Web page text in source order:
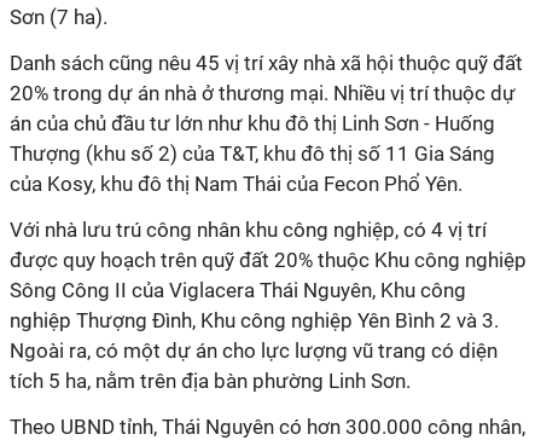
Sơn (7 ha).
Danh sách cũng nêu 45 vị trí xây nhà xã hội thuộc quỹ đất
20% trong dự án nhà ở thương mại. Nhiều vị trí thuộc dự
án của chủ đầu tư lớn như khu đô thị Linh Sơn - Huống
Thượng (khu số 2) của T&T, khu đô thị số 11 Gia Sáng
của Kosy, khu đô thị Nam Thái của Fecon Phổ Yên.
Với nhà lưu trú công nhân khu công nghiệp, có 4 vị trí
được quy hoạch trên quỹ đất 20% thuộc Khu công nghiệp
Sông Công II của Viglacera Thái Nguyên, Khu công
nghiệp Thượng Đình, Khu công nghiệp Yên Bình 2 và 3.
Ngoài ra, có một dự án cho lực lượng vũ trang có diện
tích 5 ha, nằm trên địa bàn phường Linh Sơn.
Theo UBND tỉnh, Thái Nguyên có hơn 300.000 công nhân,